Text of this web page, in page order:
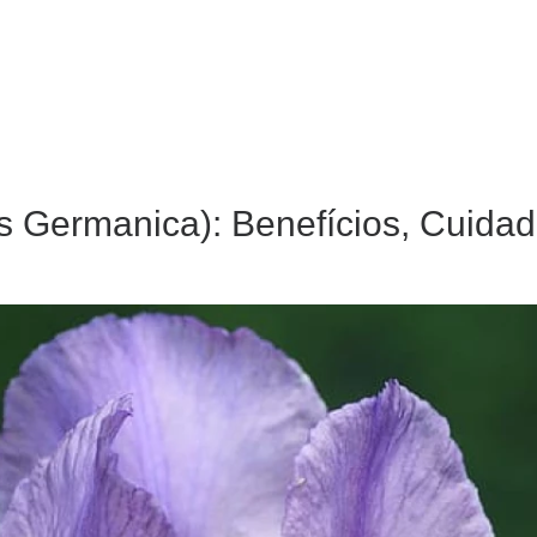
Germanica): Benefícios,